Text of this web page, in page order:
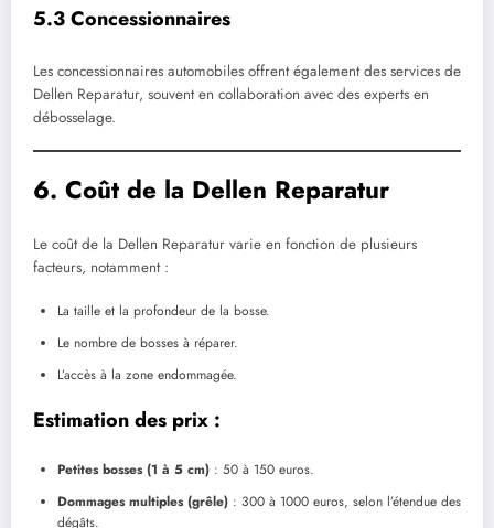
5.3 Concessionnaires
Les concessionnaires automobiles offrent également des services de
Dellen Reparatur, souvent en collaboration avec des experts en
débosselage.
6. Coût de la Dellen Reparatur
Le coût de la Dellen Reparatur varie en fonction de plusieurs
facteurs, notamment :
La taille et la profondeur de la bosse.
Le nombre de bosses à réparer.
L’accès à la zone endommagée.
Estimation des prix :
Petites bosses (1 à 5 cm) : 50 à 150 euros.
Dommages multiples (grêle) : 300 à 1000 euros, selon l’étendue des
dégâts.